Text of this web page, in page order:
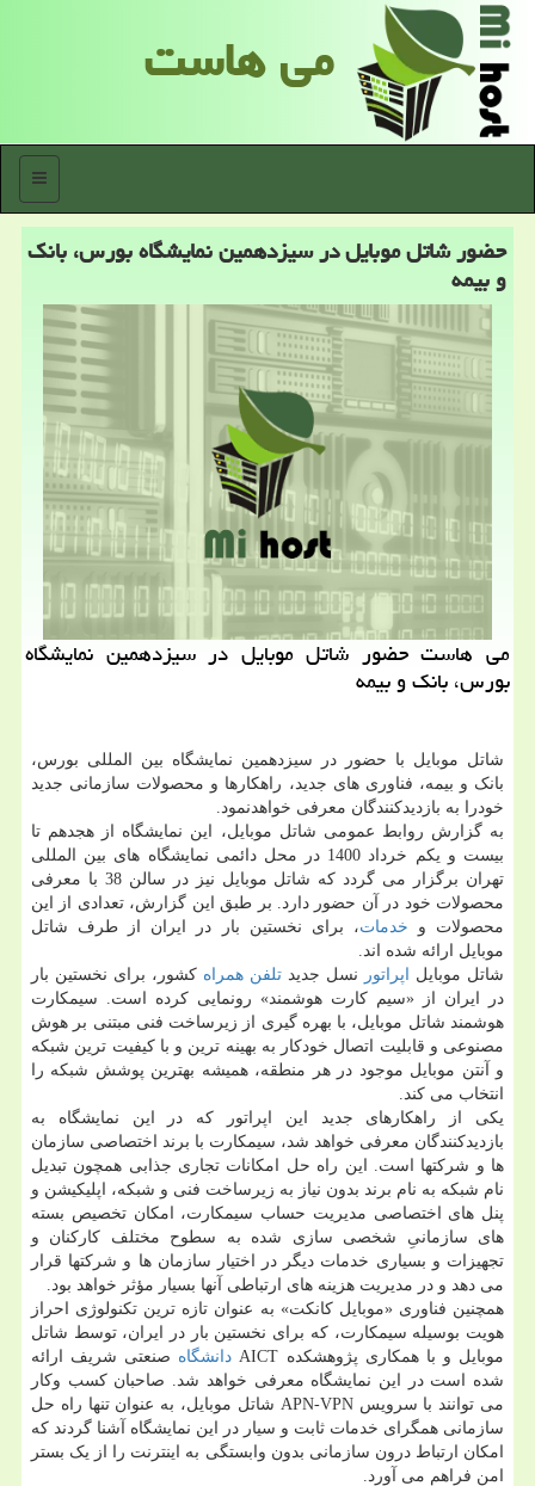
می هاست
منو
حضور شاتل موبایل در سیزدهمین نمایشگاه بورس، بانك
و بیمه
می هاست حضور شاتل موبایل در سیزدهمین نمایشگاه
بورس، بانک و بیمه
شاتل موبایل با حضور در سیزدهمین نمایشگاه بین المللی بورس،
بانک و بیمه، فناوری های جدید، راهکارها و محصولات سازمانی جدید
خودرا به بازدیدکنندگان معرفی خواهدنمود.
به گزارش روابط عمومی شاتل موبایل، این نمایشگاه از هجدهم تا
بیست و یکم خرداد 1400 در محل دائمی نمایشگاه های بین المللی
تهران برگزار می گردد که شاتل موبایل نیز در سالن 38 با معرفی
محصولات خود در آن حضور دارد. بر طبق این گزارش، تعدادی از این
محصولات و خدمات، برای نخستین بار در ایران از طرف شاتل
موبایل ارائه شده اند.
شاتل موبایل اپراتور نسل جدید تلفن همراه کشور، برای نخستین بار
در ایران از «سیم کارت هوشمند» رونمایی کرده است. سیمکارت
هوشمند شاتل موبایل، با بهره گیری از زیرساخت فنی مبتنی بر هوش
مصنوعی و قابلیت اتصال خودکار به بهینه ترین و با کیفیت ترین شبکه
و آنتن موبایل موجود در هر منطقه، همیشه بهترین پوشش شبکه را
انتخاب می کند.
یکی از راهکارهای جدید این اپراتور که در این نمایشگاه به
بازدیدکنندگان معرفی خواهد شد، سیمکارت با برند اختصاصی سازمان
ها و شرکتها است. این راه حل امکانات تجاری جذابی همچون تبدیل
نام شبکه به نام برند بدون نیاز به زیرساخت فنی و شبکه، اپلیکیشن و
پنل های اختصاصی مدیریت حساب سیمکارت، امکان تخصیص بسته
های سازمانیِ شخصی سازی شده به سطوح مختلف کارکنان و
تجهیزات و بسیاری خدمات دیگر در اختیار سازمان ها و شرکتها قرار
می دهد و در مدیریت هزینه های ارتباطی آنها بسیار مؤثر خواهد بود.
همچنین فناوری «موبایل کانکت» به عنوان تازه ترین تکنولوژی احراز
هویت بوسیله سیمکارت، که برای نخستین بار در ایران، توسط شاتل
موبایل و با همکاری پژوهشکده AICT
دانشگاه صنعتی شریف ارائه
شده است در این نمایشگاه معرفی خواهد شد. صاحبان کسب وکار
می توانند با سرویس APN-VPN شاتل موبایل، به عنوان تنها راه حل
سازمانی همگرای خدمات ثابت و سیار در این نمایشگاه آشنا گردند که
امکان ارتباط درون سازمانی بدون وابستگی به اینترنت را از یک بستر
امن فراهم می آورد.